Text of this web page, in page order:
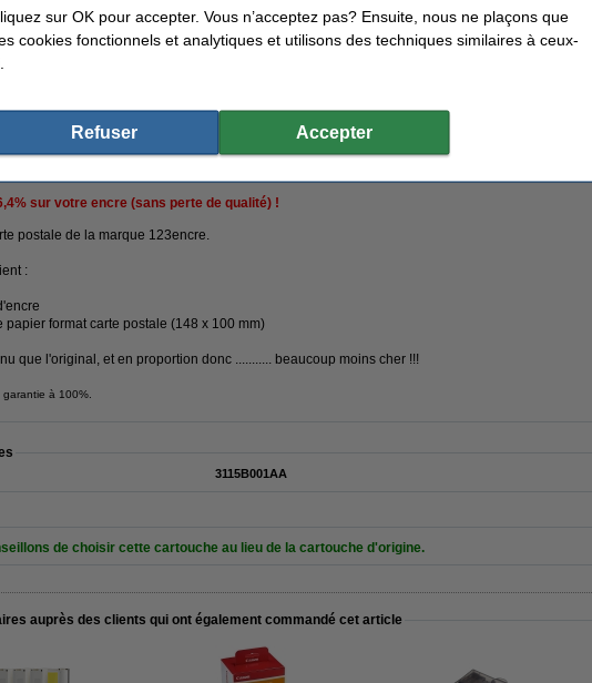
Commander
10x 'Meilleure Boutique en ligne' 100% de garantie sur la marque 123encre
sur votre encre (sans perte de qualité) !
postale de la marque 123encre.
:
papier format carte postale (148 x 100 mm)
que l'original, et en proportion donc ........... beaucoup moins cher !!!
à 100%.
3115B001AA
de choisir cette cartouche au lieu de la cartouche d'origine.
auprès des clients qui ont également commandé cet article
sur OK pour accepter. Vous n’acceptez pas? Ensuite, nous ne plaçons que
cookies fonctionnels et analytiques et utilisons des techniques similaires à ceux-
Refuser Accepter